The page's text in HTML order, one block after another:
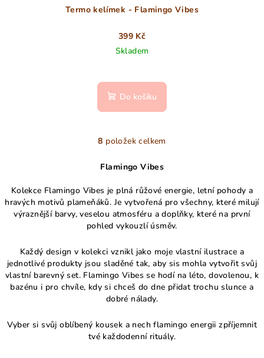
Termo kelímek - Flamingo Vibes
399 Kč
Skladem
Do košíku
O
l
á
d
a
c
p
r
v
k
v
ý
8 položek celkem
Flamingo Vibes
Kolekce Flamingo Vibes je plná růžové energie, letní pohody a
hravých motivů plameňáků. Je vytvořená pro všechny, které milují
výraznější barvy, veselou atmosféru a doplňky, které na první
pohled vykouzlí úsměv.
Každý design v kolekci vznikl jako moje vlastní ilustrace a
jednotlivé produkty jsou sladěné tak, aby sis mohla vytvořit svůj
vlastní barevný set. Flamingo Vibes se hodí na léto, dovolenou, k
bazénu i pro chvíle, kdy si chceš do dne přidat trochu slunce a
dobré nálady.
Vyber si svůj oblíbený kousek a nech flamingo energii zpříjemnit
tvé každodenní rituály.